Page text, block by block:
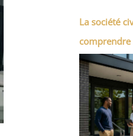
La société
comprendre